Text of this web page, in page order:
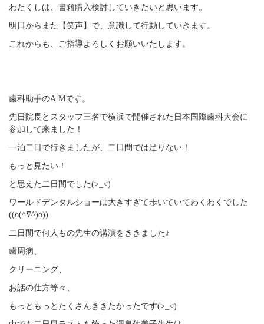
わたくしは、書籍購入検討していきたいと思います。
明日からまた【笑声】で、意識して行動していきます。
これからも、ご指導よろしくお願いいたします。
歯科助手のA.Mです。
先日院長とスタッフ三名で横浜で開催された日本国際歯科大会に
参加して来ました！
一泊二日で行きましたが、二日間では足りない！
もっと見たい！
と思えた二日間でした(>_<)
ワールドデンタルショーは大きすぎて歩いていてわくわくでした
((o(^∇^)o))
二日間で何人もの先生の講演をききました♪
歯周病、
クリーニング、
お話の仕方等々、
もっともっとたくさんききたかったです(>_<)